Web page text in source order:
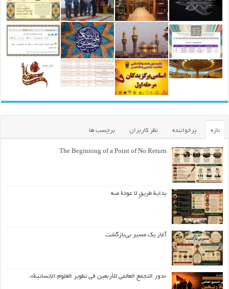
تازه پرخواننده نظر کاربران برچسب ها
The Beginning of a Point of No Return
بداية طريقٍ لا عودة منه
آغاز یک مسیر بی‌بازگشت
«دور التجمع العالمي للأربعين في تطوير العلوم الإنسانية».